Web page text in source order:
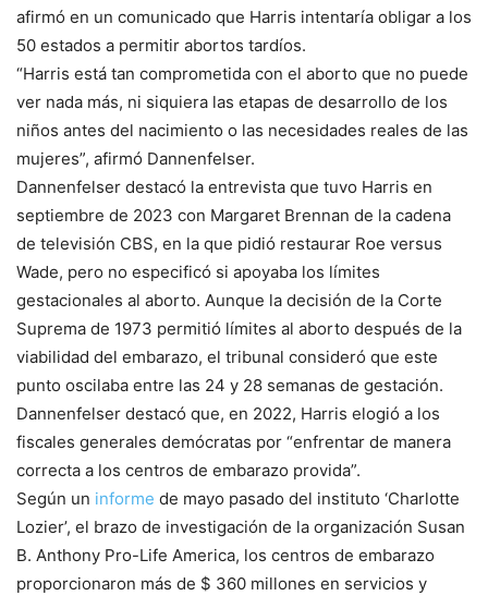
afirmó en un comunicado que Harris intentaría obligar a los
50 estados a permitir abortos tardíos.
“Harris está tan comprometida con el aborto que no puede
ver nada más, ni siquiera las etapas de desarrollo de los
niños antes del nacimiento o las necesidades reales de las
mujeres”, afirmó Dannenfelser.
Dannenfelser destacó la entrevista que tuvo Harris en
septiembre de 2023 con Margaret Brennan de la cadena
de televisión CBS, en la que pidió restaurar Roe versus
Wade, pero no especificó si apoyaba los límites
gestacionales al aborto. Aunque la decisión de la Corte
Suprema de 1973 permitió límites al aborto después de la
viabilidad del embarazo, el tribunal consideró que este
punto oscilaba entre las 24 y 28 semanas de gestación.
Dannenfelser destacó que, en 2022, Harris elogió a los
fiscales generales demócratas por “enfrentar de manera
correcta a los centros de embarazo provida”.
Según un informe de mayo pasado del instituto ‘Charlotte
Lozier’, el brazo de investigación de la organización Susan
B. Anthony Pro-Life America, los centros de embarazo
proporcionaron más de $ 360 millones en servicios y